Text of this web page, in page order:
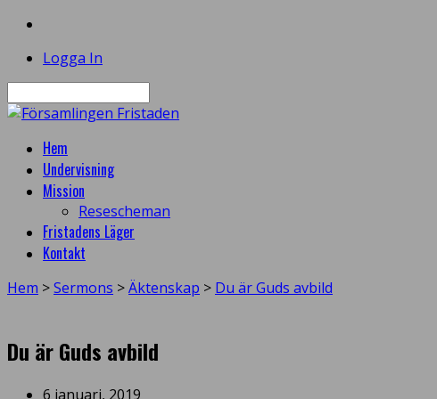
Logga In
Hem
Undervisning
Mission
Resescheman
Fristadens Läger
Kontakt
Hem >Sermons >Äktenskap > Du är Guds avbild
Du är Guds avbild
6 januari, 2019